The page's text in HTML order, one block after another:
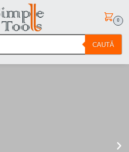
CAUTĂ
0
orice – Comanzi simplu